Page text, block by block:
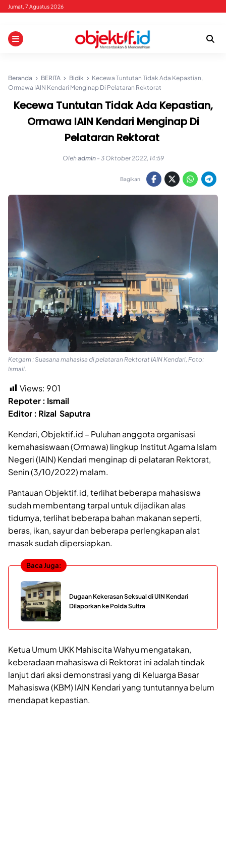
Skip
content
Jumat, 7 Agustus 2026
Beranda BERITA Bidik
Kecewa Tuntutan Tidak Ada Kepastian,
Ormawa IAIN Kendari Menginap Di Pelataran Rektorat
Kecewa Tuntutan Tidak Ada Kepastian,
Ormawa IAIN Kendari Menginap Di
Pelataran Rektorat
Olehadmin - 3 Oktober 2022, 14:59
Bagikan:
Ketgam : Suasana mahasisa di pelataran Rektorat IAIN Kendari, Foto:
Ismail.
Views: 901
Repoter : Ismail
Editor : Rizal Saputra
Kendari, Objektif.id – Puluhan anggota organisasi
kemahasiswaan (Ormawa) lingkup Institut Agama Islam
Negeri (IAIN) Kendari menginap di pelataran Rektorat,
Senin (3/10/2022) malam.
Pantauan Objektif.id, terlihat beberapa mahasiswa
sudah membentang tarpal untuk dijadikan alas
tidurnya, terlihat beberapa bahan makanan seperti,
beras, ikan, sayur dan beberapa perlengkapan alat
masak sudah dipersiapkan.
Baca Juga:
Dugaan Kekerasan Seksual di UIN Kendari
Dilaporkan ke Polda Sultra
Ketua Umum UKK Mahiscita Wahyu mengatakan,
keberadaan mahasiswa di Rektorat ini adalah tindak
lanjut dari aksi demonstrasi yang di Keluarga Basar
Mahasiswa (KBM) IAIN Kendari yang tuntutannya belum
mendapat kepastian.